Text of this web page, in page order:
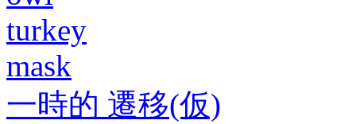
turkey
mask
一時的 遷移(仮)